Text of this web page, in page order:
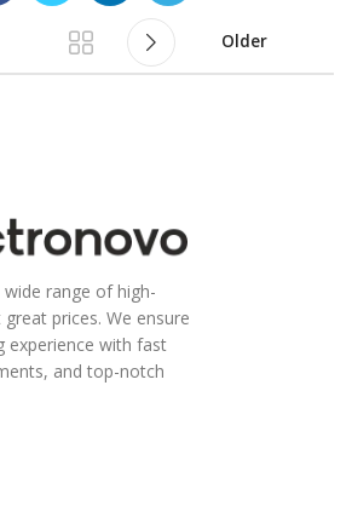
Older
range of high-
prices. We ensure
experience with fast
and top-notch